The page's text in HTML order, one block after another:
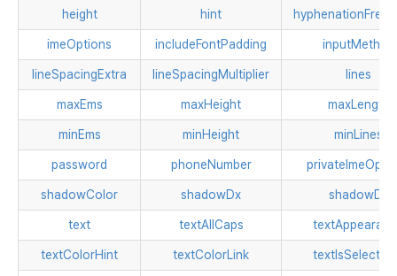
height hint
imeOptions includeFontPadding inputMethod
lineSpacingExtra lineSpacingMultiplier lines
maxEms maxHeight maxLength
minEms minHeight minLines
password phoneNumber
shadowColor shadowDx shadowDy
text textAllCaps
textColorHint textColorLink